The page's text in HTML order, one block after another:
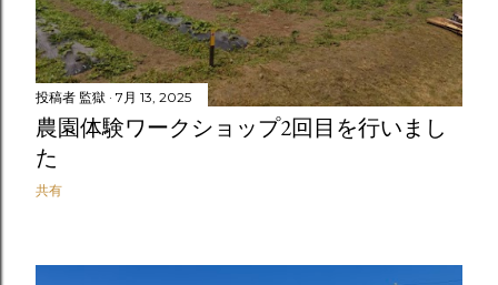
投稿者 監獄 7月 13, 2025
農園体験ワークショップ2回目を行いまし
た
共有